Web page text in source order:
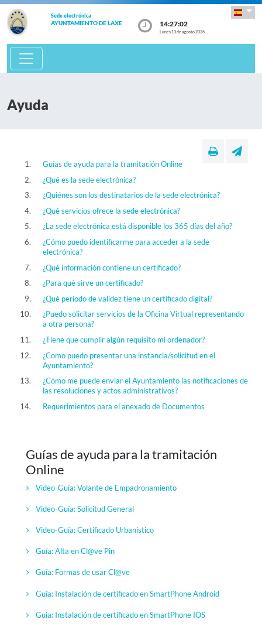
Sede electrónica
AYUNTAMIENTO DE LAXE 14:27:03
Lunes 10 de agosto 2026
Ayuda
Guías de ayuda para la tramitación Online
¿Qué es la sede electrónica?
¿Quiénes son los destinatarios de la sede electrónica?
¿Qué servicios ofrece la sede electrónica?
¿La sede electrónica está disponible los 365 días del año?
¿Cómo puedo identificarme para acceder a la sede
electrónica?
¿Qué información contiene un certificado?
¿Para qué sirve un certificado?
¿Qué período de validez tiene un certificado digital?
¿Puedo solicitar servicios de la Oficina Virtual representando
a otra persona?
¿Tiene que cumplir algún requisito mi ordenador?
¿Como puedo presentar una instancia/solicitud en el
Ayuntamiento?
¿Cómo me puede enviar el Ayuntamiento las notificaciones de
las resoluciones y actos administrativos?
Requerimientos para el anexado de Documentos
Guías de ayuda para la tramitación
Online
Video-Guía:Volante de Empadronamiento
Video-Guía:Solicitud General
Video-Guía:Certificado Urbanístico
Guía: Alta en Cl@ve Pin
Guía: Formas de usar Cl@ve
Guía: Instalación de certificado en SmartPhone Android
Guia: Instalación de certificado en SmartPhone IOS